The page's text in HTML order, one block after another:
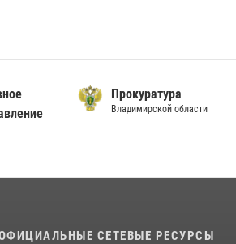
Прокуратура
Владимирской области
СЕТЕВЫЕ РЕСУРСЫ